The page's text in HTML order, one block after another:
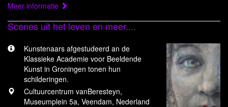
Meer informatie
Scenes uit het leven en meer....
Kunstenaars afgestudeerd an de
Klassieke Academie voor Beeldende
Kunst in Groningen tonen hun
schilderingen.
Cultuurcentrum vanBeresteyn,
Museumplein 5a, Veendam, Nederland